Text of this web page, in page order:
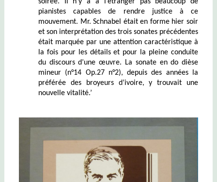
soirée. Il n’y a à l’étranger pas beaucoup de
pianistes capables de rendre justice à ce
mouvement. Mr. Schnabel était en forme hier soir
et son interprétation des trois sonates précédentes
était marquée par une attention caractéristique à
la fois pour les détails et pour la pleine conduite
du discours d’une œuvre. La sonate en do dièse
mineur (n°14 Op.27 n°2), depuis des années la
préférée des broyeurs d’ivoire, y trouvait une
nouvelle vitalité.’